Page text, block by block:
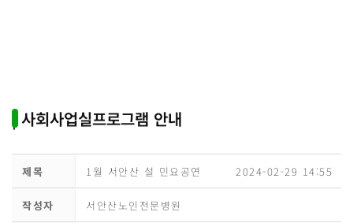
| 사회사업실프로그램 안내
제목 1월 서안산 설 민요공연 2024-02-29 14:55
작성자 서안산노인전문병원